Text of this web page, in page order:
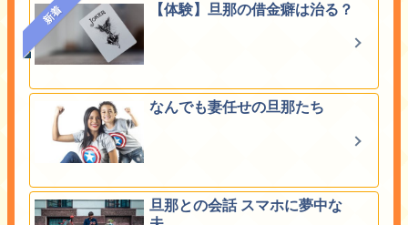
新着 【体験】旦那の借金癖は治る？
なんでも妻任せの旦那たち
旦那との会話 スマホに夢中な